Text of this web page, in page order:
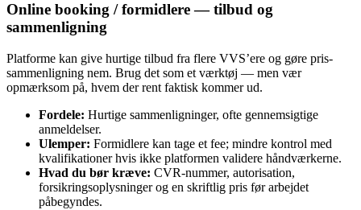
Online booking / formidlere — tilbud og
sammenligning
Platforme kan give hurtige tilbud fra flere VVS’ere og gøre pris­
sammenligning nem. Brug det som et værktøj — men vær
opmærksom på, hvem der rent faktisk kommer ud.
Fordele: Hurtige sammenligninger, ofte gennemsigtige
anmeldelser.
Ulemper: Formidlere kan tage et fee; mindre kontrol med
kvalifikationer hvis ikke platformen validere håndværkerne.
Hvad du bør kræve: CVR‑nummer, autorisation,
forsikringsoplysninger og en skriftlig pris før arbejdet
påbegyndes.